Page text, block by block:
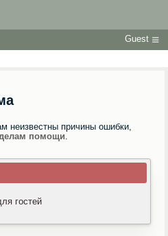
Guest
неизвестны причины ошибки,
помощи.
гостей